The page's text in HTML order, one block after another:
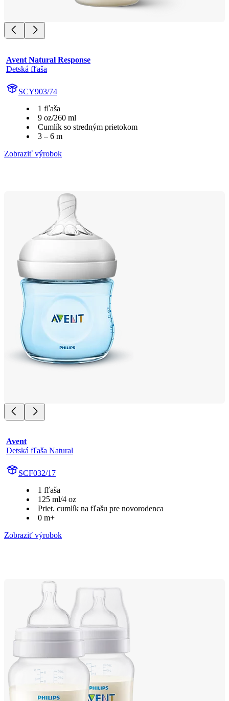
Avent Natural Response
Detská fľaša
SCY903/74
1 fľaša
9 oz/260 ml
Cumlík so stredným prietokom
3 – 6 m
Zobraziť výrobok
Avent
Detská fľaša Natural
SCF032/17
1 fľaša
125 ml/4 oz
Priet. cumlík na fľašu pre novorodenca
0 m+
Zobraziť výrobok